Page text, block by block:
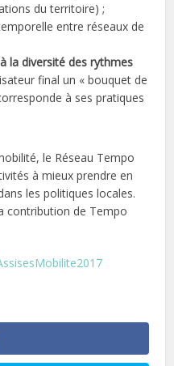
du territoire) ;
entre réseaux de
la diversité des rythmes
final un « bouquet de
à ses pratiques
le Réseau Tempo
à mieux prendre en
les politiques locales.
contribution de Tempo